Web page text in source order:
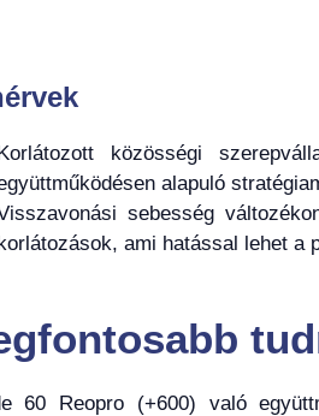
közösségi
alapuló
sebesség
ami hatással lehet a
60 Reopro (+600) való